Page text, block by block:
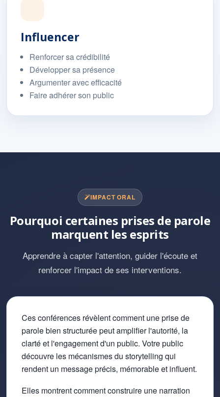
Influencer
Renforcer sa crédibilité
Développer sa présence
Argumenter avec efficacité
Faire adhérer son public
IMPACT ORAL
Pourquoi certaines prises de parole
marquent les esprits
Apprendre à capter l'attention, guider l'écoute et
renforcer l'impact de ses interventions.
Ces conférences révèlent comment une prise de
parole bien structurée peut amplifier l'autorité, la
clarté et l'engagement d'un public. Votre public
découvre les mécanismes du storytelling qui
rendent un message précis, mémorable et influent.
Elles montrent comment construire une narration